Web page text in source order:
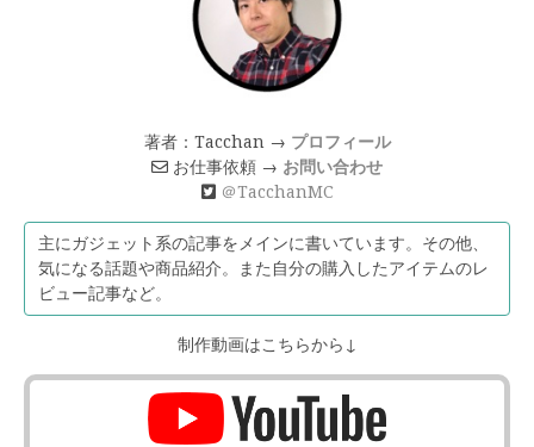
著者：Tacchan → プロフィール
お仕事依頼 → お問い合わせ
＠TacchanMC
主にガジェット系の記事をメインに書いています。その他、
気になる話題や商品紹介。また自分の購入したアイテムのレ
ビュー記事など。
制作動画はこちらから↓